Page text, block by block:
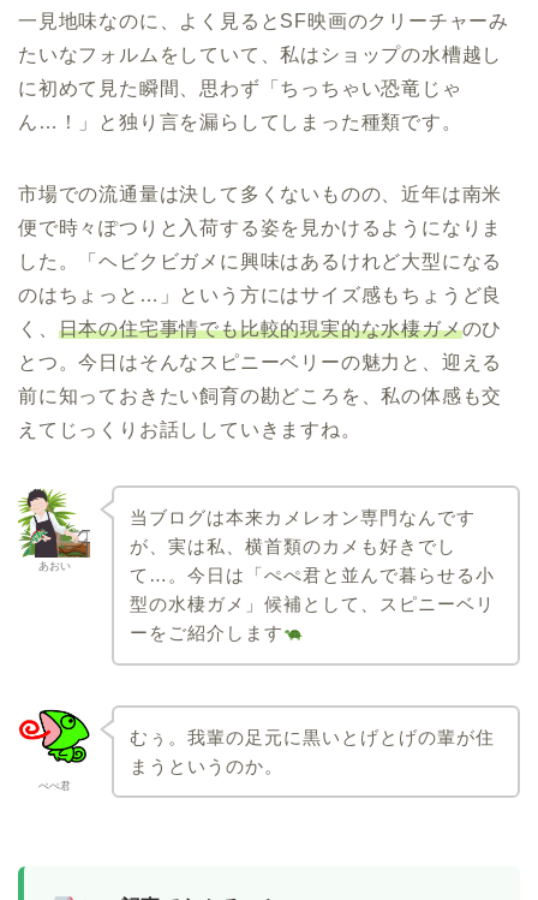
一見地味なのに、よく見るとSF映画のクリーチャーみ
たいなフォルムをしていて、私はショップの水槽越し
に初めて見た瞬間、思わず「ちっちゃい恐竜じゃ
ん…！」と独り言を漏らしてしまった種類です。
市場での流通量は決して多くないものの、近年は南米
便で時々ぽつりと入荷する姿を見かけるようになりま
した。「ヘビクビガメに興味はあるけれど大型になる
のはちょっと…」という方にはサイズ感もちょうど良
く、 日本の住宅事情でも比較的現実的な水棲ガメのひ
とつ。今日はそんなスピニーベリーの魅力と、迎える
前に知っておきたい飼育の勘どころを、私の体感も交
えてじっくりお話ししていきますね。
あおい
当ブログは本来カメレオン専門なんです
が、実は私、横首類のカメも好きでし
て…。今日は「ぺぺ君と並んで暮らせる小
型の水棲ガメ」候補として、スピニーベリ
ーをご紹介します
ぺぺ君
むぅ。我輩の足元に黒いとげとげの輩が住
まうというのか。